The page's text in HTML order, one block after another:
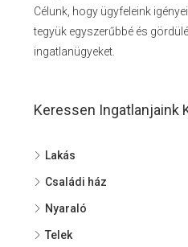
Célunk, hogy ügyfeleink
tegyük egyszerűbbé és
ingatlanügyeket.
Keressen Ingatlanjaink
Lakás
Családi ház
Nyaraló
Telek